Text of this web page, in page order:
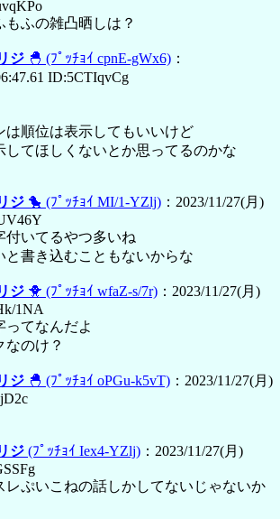
もふの雑凸晒しは？
ジ 🐣 (ﾌﾟｯﾁｮｲ cpnE-gWx6) ：
ID:5CTIqvCg
は順位は表示してもいいけど
してほしくないとか思ってるのかな
ジ 🐤 (ﾌﾟｯﾁｮｲ MI/1-YZlj) ：2023/11/27(月)
付いてるやつ多いね
と書き込むこともないからな
ジ 🐥 (ﾌﾟｯﾁｮｲ wfaZ-s/7r) ：2023/11/27(月)
1NA
ってなんだよ
なのけ？
ジ 🐣 (ﾌﾟｯﾁｮｲ oPGu-k5vT) ：2023/11/27(月)
ジ (ﾌﾟｯﾁｮｲ Iex4-YZlj) ：2023/11/27(月)
レぷいこねの話しかしてないじゃないか